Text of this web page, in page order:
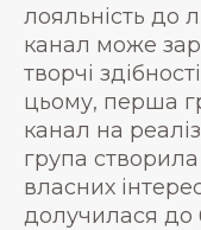
лояльність до
канал може
творчі
цьому, перша
канал на
група
власних
долучилася до